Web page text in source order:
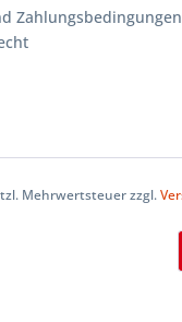
Zahlungsbedingungen
Mehrwertsteuer zzgl.